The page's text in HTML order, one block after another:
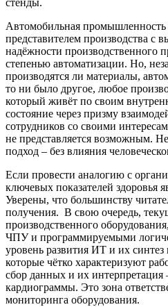
стенды.
Автомобильная промышленность
представителем производства с
надёжности производственного
степенью автоматизации. Но,
производятся ли материалы,
то ни было другое, любое
который живёт по своим
состояние через призму
сотрудников со своими
не представляется возможным.
подход – без влияния
Если провести аналогию с
ключевых показателей здоровья
Уверены, что большинству
получения. В свою очередь,
производственного
ЧПУ и программируемыми
уровень развития ИТ и их синтез
которые чётко характеризуют
сбор данных и их интерпретация
кардиограммы. Это зона
мониторинга оборудования.